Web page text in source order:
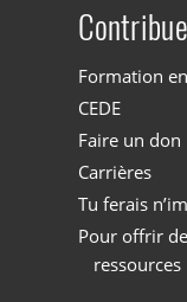
Site
Formation
CEDE
Faire un don
Carrières
Tu ferais
Pour offrir
ressources